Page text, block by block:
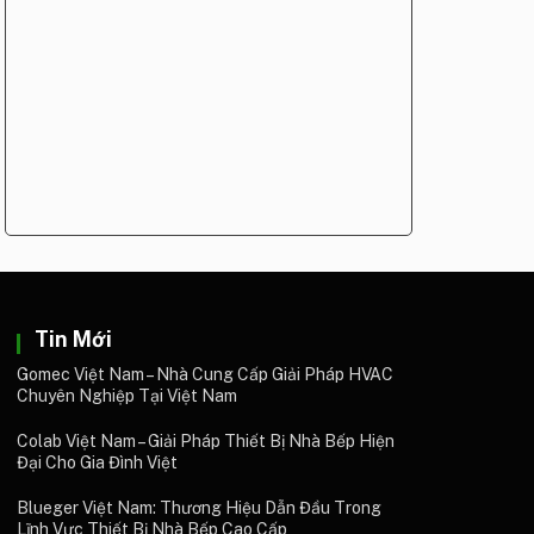
Tin Mới
Gomec Việt Nam – Nhà Cung Cấp Giải Pháp HVAC
Chuyên Nghiệp Tại Việt Nam
Colab Việt Nam – Giải Pháp Thiết Bị Nhà Bếp Hiện
Đại Cho Gia Đình Việt
Blueger Việt Nam: Thương Hiệu Dẫn Đầu Trong
Lĩnh Vực Thiết Bị Nhà Bếp Cao Cấp